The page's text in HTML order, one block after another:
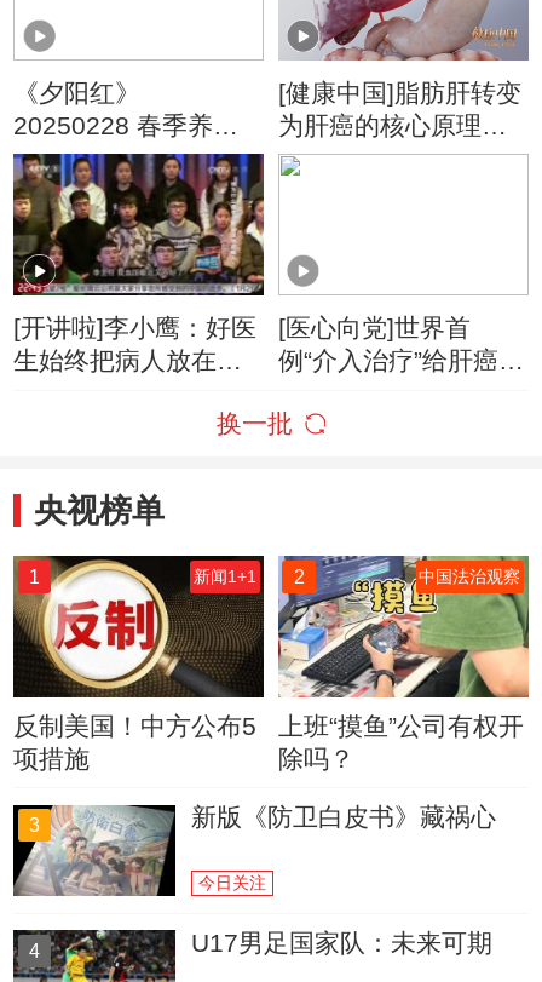
《夕阳红》
20250228 春季养肝
好“时机”——如何远离
肝癌隐患？
[健康中国]脂肪肝转变
为肝癌的核心原理是
什么？
[开讲啦]李小鹰：好医
生始终把病人放在第
[医心向党]世界首
例“介入治疗”给肝癌病
换一批
央视榜单
1 新闻1+1
反制美国！中方公布5
项措施
2 中国法治观察
上班“摸鱼”公司有权开
除吗？
3 新版《防卫白皮书》藏祸心
今日关注
4 U17男足国家队：未来可期